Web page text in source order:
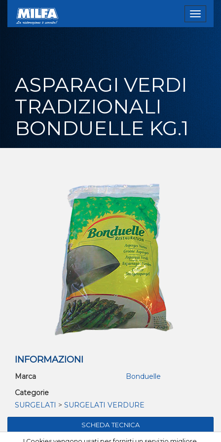
Toggle
ASPARAGI VERDI
TRADIZIONALI
BONDUELLE KG.1
INFORMAZIONI
Marca
Bonduelle
Categorie
SURGELATI > SURGELATI VERDURE